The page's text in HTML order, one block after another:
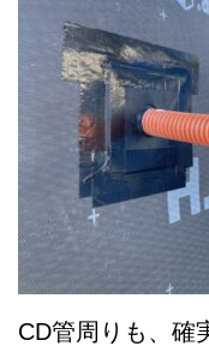
CD管周りも、確